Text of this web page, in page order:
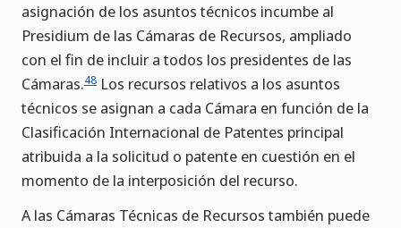
asignación de los asuntos técnicos incumbe al
Presidium de las Cámaras de Recursos, ampliado
con el fin de incluir a todos los presidentes de las
Cámaras.48 Los recursos relativos a los asuntos
técnicos se asignan a cada Cámara en función de la
Clasificación Internacional de Patentes principal
atribuida a la solicitud o patente en cuestión en el
momento de la interposición del recurso.
A las Cámaras Técnicas de Recursos también puede